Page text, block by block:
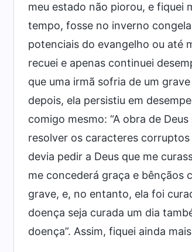
meu estado não piorou, e fiquei
tempo, fosse no inverno
potenciais do evangelho ou até
recuei e apenas continuei
que uma irmã sofria de um
depois, ela persistiu em
comigo mesmo: “A obra de
resolver os caracteres
devia pedir a Deus que me
me concederá graça e bênçãos
grave, e, no entanto, ela foi
doença seja curada um dia
doença”. Assim, fiquei ainda